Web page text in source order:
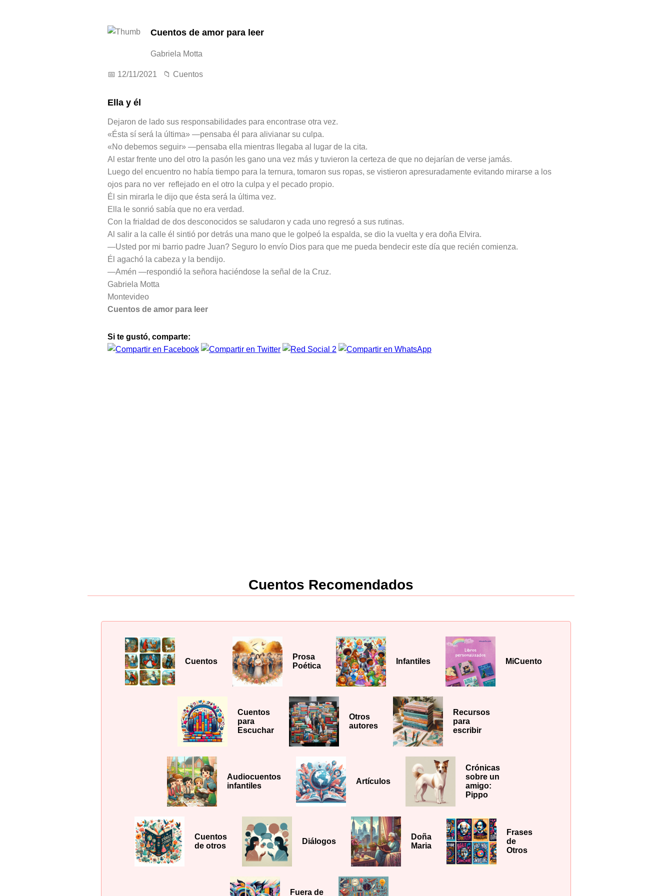
Cuentos de amor para leer
Gabriela Motta
📅 12/11/2021 📁 Cuentos
Ella y él
Dejaron de lado sus responsabilidades para encontrase otra vez.
«Ésta sí será la última» —pensaba él para alivianar su culpa.
«No debemos seguir» —pensaba ella mientras llegaba al lugar de la cita.
Al estar frente uno del otro la pasón les gano una vez más y tuvieron la certeza de que no dejarían de verse jamás.
Luego del encuentro no había tiempo para la ternura, tomaron sus ropas, se vistieron apresuradamente evitando mirarse a los
ojos para no ver reflejado en el otro la culpa y el pecado propio.
Él sin mirarla le dijo que ésta será la última vez.
Ella le sonrió sabía que no era verdad.
Con la frialdad de dos desconocidos se saludaron y cada uno regresó a sus rutinas.
Al salir a la calle él sintió por detrás una mano que le golpeó la espalda, se dio la vuelta y era doña Elvira.
—Usted por mi barrio padre Juan? Seguro lo envío Dios para que me pueda bendecir este día que recién comienza.
Él agachó la cabeza y la bendijo.
—Amén —respondió la señora haciéndose la señal de la Cruz.
Gabriela Motta
Montevideo
Cuentos de amor para leer
Si te gustó, comparte:
Cuentos Recomendados
Cuentos
Prosa
Poética
Infantiles MiCuento
Cuentos
para
Escuchar
Otros
autores
Recursos
para
escribir
Audiocuentos
infantiles
Artículos
Crónicas
sobre un
amigo:
Pippo
Cuentos
de otros
Diálogos
Doña
Maria
Frases
de
Otros
Fuera de